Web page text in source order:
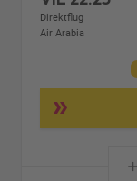
Direktflug
Air Arabia